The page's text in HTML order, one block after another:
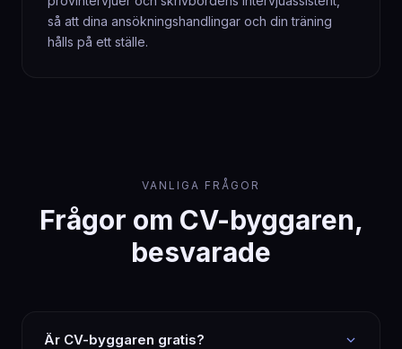
så att dina ansökningshandlingar och din träning
hålls på ett ställe.
VANLIGA FRÅGOR
Frågor om CV-byggaren,
besvarade
Är CV-byggaren gratis?